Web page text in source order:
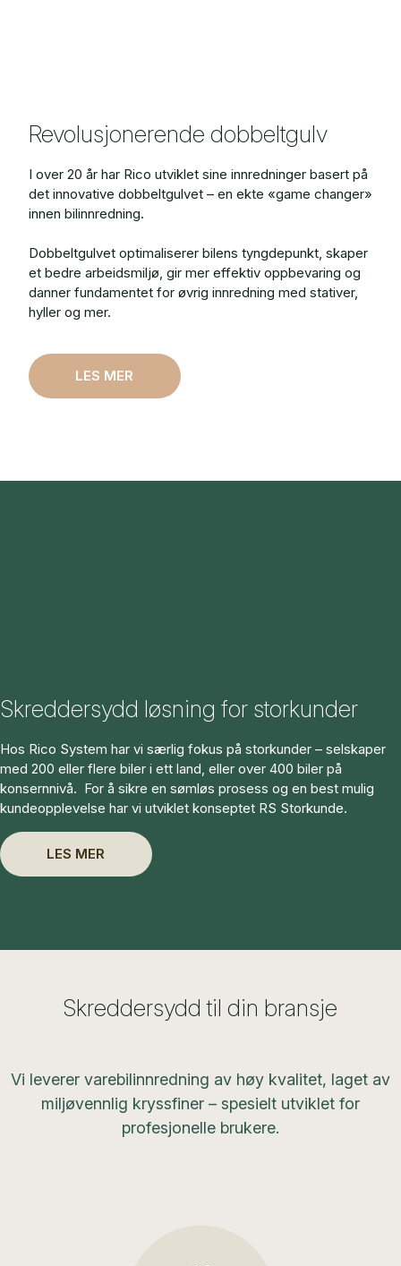
Revolusjonerende dobbeltgulv
I over 20 år har Rico utviklet sine innredninger basert på
det innovative dobbeltgulvet – en ekte «game changer»
innen bilinnredning.
Dobbeltgulvet optimaliserer bilens tyngdepunkt, skaper
et bedre arbeidsmiljø, gir mer effektiv oppbevaring og
danner fundamentet for øvrig innredning med stativer,
hyller og mer.
LES MER
Skreddersydd løsning for storkunder
Hos Rico System har vi særlig fokus på storkunder – selskaper
med 200 eller flere biler i ett land, eller over 400 biler på
konsernnivå. For å sikre en sømløs prosess og en best mulig
kundeopplevelse har vi utviklet konseptet RS Storkunde.
LES MER
Skreddersydd til din bransje
Vi leverer varebilinnredning av høy kvalitet, laget av
miljøvennlig kryssfiner – spesielt utviklet for
profesjonelle brukere.